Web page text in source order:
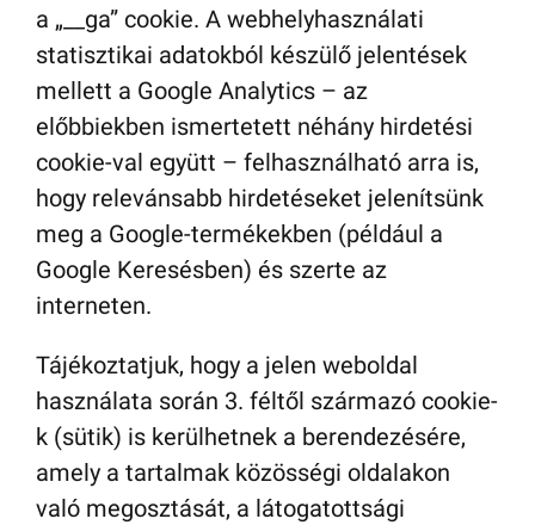
a „__ga” cookie. A webhelyhasználati
statisztikai adatokból készülő jelentések
mellett a Google Analytics – az
előbbiekben ismertetett néhány hirdetési
cookie-val együtt – felhasználható arra is,
hogy relevánsabb hirdetéseket jelenítsünk
meg a Google-termékekben (például a
Google Keresésben) és szerte az
interneten.
Tájékoztatjuk, hogy a jelen weboldal
használata során 3. féltől származó cookie-
k (sütik) is kerülhetnek a berendezésére,
amely a tartalmak közösségi oldalakon
való megosztását, a látogatottsági